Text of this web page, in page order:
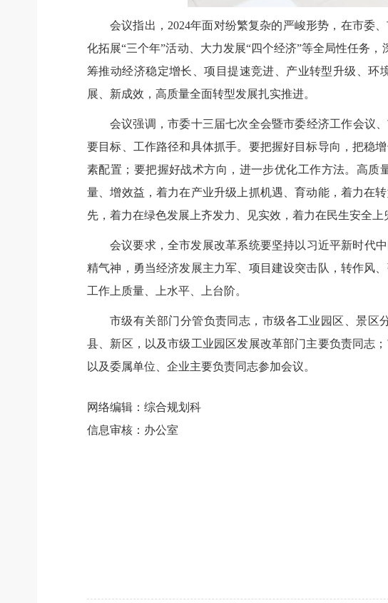
会议指出，2024年面对纷繁复杂的严峻形势，在市委
化拓展“三个年”活动、大力发展“四个经济”等全局性任务
筹推动经济稳定增长、项目提速竞进、产业转型升级、
展、新成效，高质量全面转型发展扎实推进。
会议强调，市委十三届七次全会暨市委经济工作会议
要目标、工作路径和具体抓手。要把握好目标导向，把稳
素配置；要把握好战术方向，进一步优化工作方法。高质
量、增效益，着力在产业升级上抓机遇、育动能，着力在
先，着力在绿色发展上齐发力、见实效，着力在民生安全
会议要求，全市发展改革系统要坚持以习近平新时代
精气神，勇当经济发展主力军、项目建设突击队，转作风
工作上质量、上水平、上台阶。
市级有关部门分管负责同志，市级各工业园区、景区
县、新区，以及市级工业园区发展改革部门主要负责同志
以及委属单位、企业主要负责同志参加会议。
网络编辑：综合规划科
信息审核：办公室